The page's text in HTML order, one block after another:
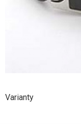
Varianty